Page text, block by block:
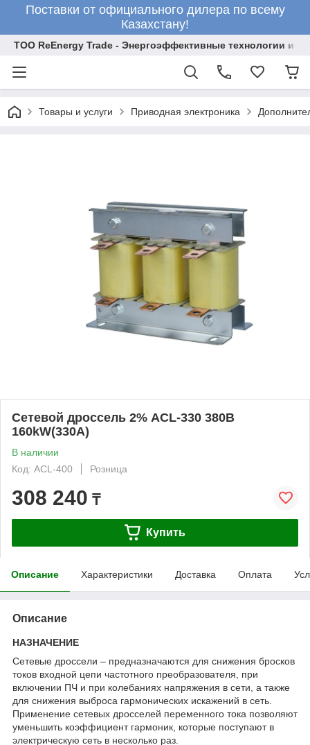
Поставки от официального дилера по всему
Казахстану!
ТОО ReEnergy Trade - Энергоэффективные технологии и
Товары и услуги Приводная электроника
Сетевой дроссель 2% ACL-330 380В
160kW(330А)
В наличии
Код: ACL-400
Розница
308 240 ₸
Купить
Описание Характеристики Доставка Оплата
Описание
НАЗНАЧЕНИЕ
Сетевые дроссели – предназначаются для снижения бросков
токов входной цепи частотного преобразователя, при
включении ПЧ и при колебаниях напряжения в сети, а также
для снижения выброса гармонических искажений в сеть.
Применение сетевых дросселей переменного тока позволяют
уменьшить коэффициент гармоник, которые поступают в
электрическую сеть в несколько раз.